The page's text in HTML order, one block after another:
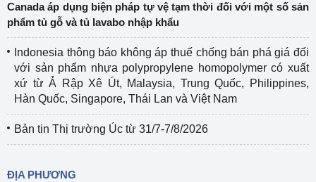
Canada áp dụng biện pháp tự vệ tạm thời đối với một số sản
phẩm tủ gỗ và tủ lavabo nhập khẩu
Indonesia thông báo không áp thuế chống bán phá giá đối
với sản phẩm nhựa polypropylene homopolymer có xuất
xứ từ Ả Rập Xê Út, Malaysia, Trung Quốc, Philippines,
Hàn Quốc, Singapore, Thái Lan và Việt Nam
Bản tin Thị trường Úc từ 31/7-7/8/2026
ĐỊA PHƯƠNG